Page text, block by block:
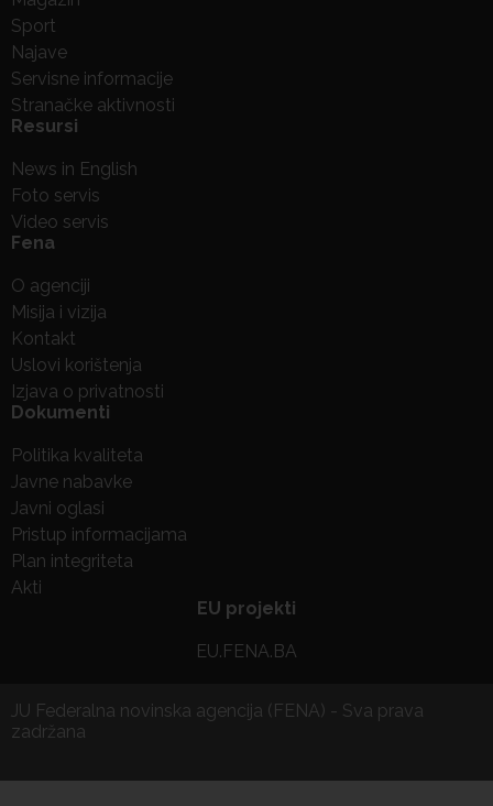
Sport
Najave
Servisne informacije
Stranačke aktivnosti
Resursi
News in English
Foto servis
Video servis
Fena
O agenciji
Misija i vizija
Kontakt
Uslovi korištenja
Izjava o privatnosti
Dokumenti
Politika kvaliteta
Javne nabavke
Javni oglasi
Pristup informacijama
Plan integriteta
Akti
EU projekti
EU.FENA.BA
JU Federalna novinska agencija (FENA) - Sva prava
zadržana